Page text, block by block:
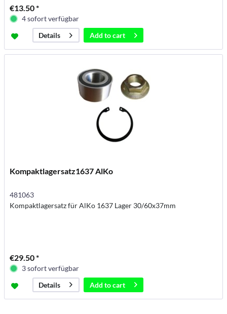
€13.50 *
4 sofort verfügbar
Details
Add tocart
Kompaktlagersatz1637 AlKo
481063
Kompaktlagersatz für AlKo 1637 Lager 30/60x37mm
€29.50 *
3 sofort verfügbar
Details
Add tocart